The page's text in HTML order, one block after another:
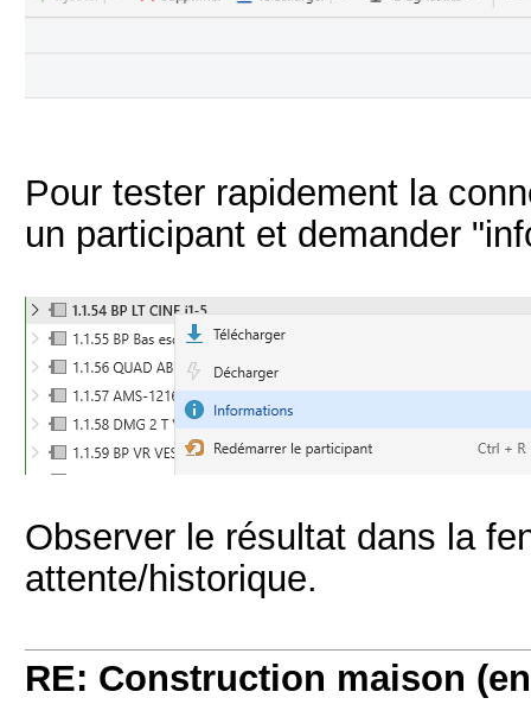
Pour tester rapidement la
un participant et demander
Observer le résultat dans la
attente/historique.
RE: Construction maison